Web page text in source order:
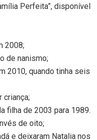
Perfeita”, disponível
2008;
de nanismo;
2010, quando tinha seis
criança;
filha de 2003 para 1989.
de oito;
e deixaram Natalia nos